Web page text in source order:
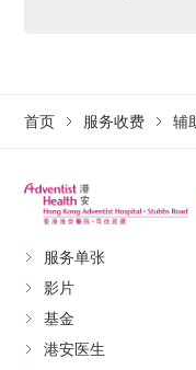
首页 服务收费 辅
服务单张
影片
基金
港安医生